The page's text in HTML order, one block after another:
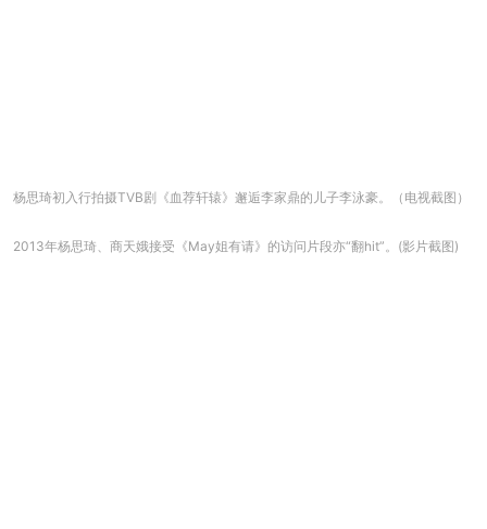
杨思琦初入行拍摄TVB剧《血荐轩辕》邂逅李家鼎的儿子李泳豪。（电视截图）
2013年杨思琦、商天娥接受《May姐有请》的访问片段亦“翻hit”。(影片截图)